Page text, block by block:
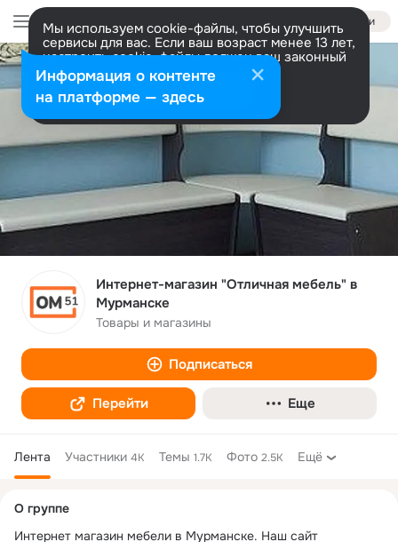
Войти
Мы используем cookie-файлы, чтобы улучшить
сервисы для вас. Если ваш возраст менее 13 лет,
настроить cookie-файлы должен ваш законный
представитель. Больше информации
Разрешить все Настроить
Интернет-магазин "Отличная мебель" в
Мурманске
Товары и магазины
Подписаться
Перейти Еще
Лента Участники 4K Темы 1.7K Фото 2.5K Ещё
колонка
О группе
Информация о контенте
на платформе — здесь